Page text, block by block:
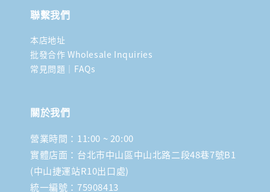
聯繫我們
本店地址
批發合作 Wholesale Inquiries
常見問題｜FAQs
關於我們
營業時間：11:00 ~ 20:00
實體店面：台北市中山區中山北路二段48巷7號B1
(中山捷運站R10出口處)
統一編號：75908413